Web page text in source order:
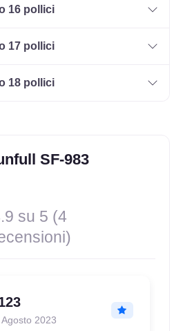
16 pollici
17 pollici
18 pollici
SF-983
su 5 (4
2023